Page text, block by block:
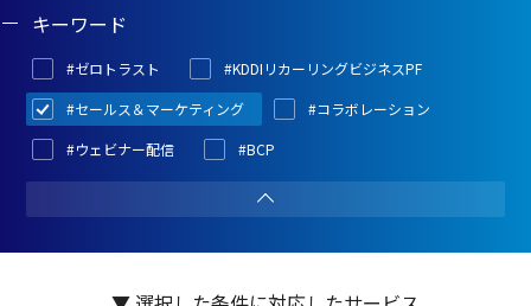
キーワード
#ゼロトラスト
#KDDIリカーリングビジネスPF
#セールス＆マーケティング
#コラボレーション
#ウェビナー配信
#BCP